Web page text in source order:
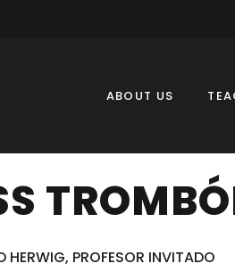
ABOUT US
HERWIG, PROFESOR INVITADO